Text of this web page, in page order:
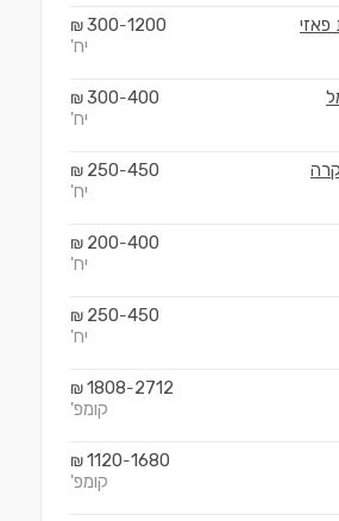
300-1200
₪
יח'
300-400
₪
יח'
250-450
₪
יח'
200-400
₪
יח'
250-450
₪
יח'
1808-2712
₪
קומפ'
1120-1680
₪
קומפ'